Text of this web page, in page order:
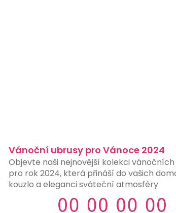
Vánoční ubrusy pro Vánoce 2024
Objevte naši nejnovější kolekci
pro rok 2024, která přináší do vašich
kouzlo a eleganci sváteční atmosféry